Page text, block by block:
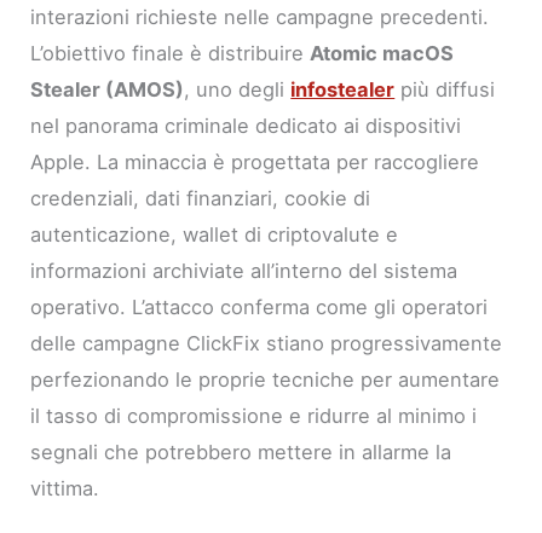
interazioni richieste nelle campagne precedenti.
L’obiettivo finale è distribuireAtomic macOS
Stealer (AMOS), uno degli infostealer più diffusi
nel panorama criminale dedicato ai dispositivi
Apple. La minaccia è progettata per raccogliere
credenziali, dati finanziari, cookie di
autenticazione, wallet di criptovalute e
informazioni archiviate all’interno del sistema
operativo. L’attacco conferma come gli operatori
delle campagne ClickFix stiano progressivamente
perfezionando le proprie tecniche per aumentare
il tasso di compromissione e ridurre al minimo i
segnali che potrebbero mettere in allarme la
vittima.